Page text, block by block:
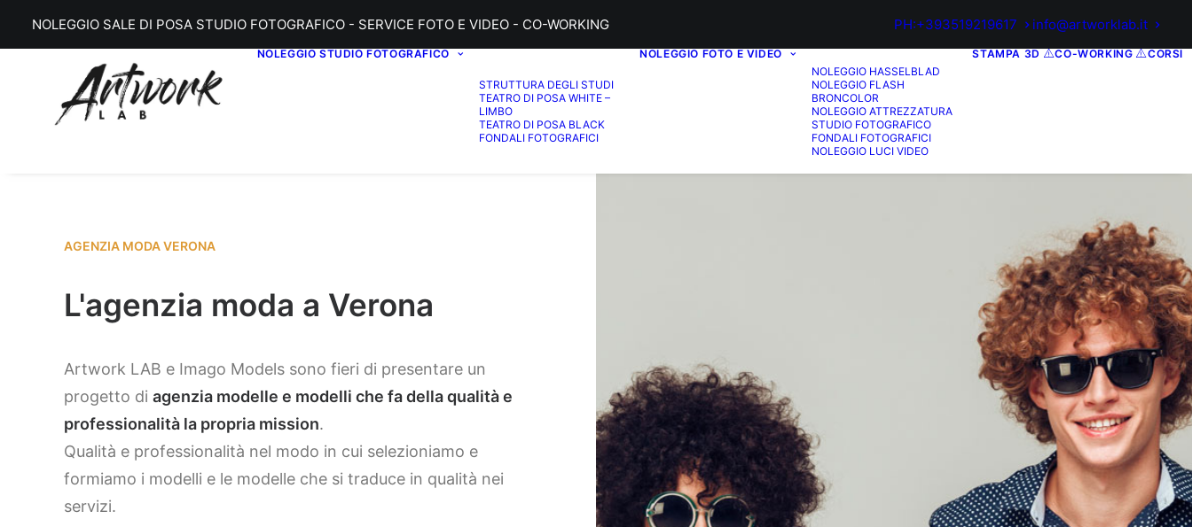
NOLEGGIO SALE DI POSA STUDIO FOTOGRAFICO - SERVICE FOTO E VIDEO - CO-WORKING PH:+393519219617 info@artworklab.it
NOLEGGIO STUDIO FOTOGRAFICO
STRUTTURA DEGLI STUDI
TEATRO DI POSA WHITE –
LIMBO
TEATRO DI POSA BLACK
FONDALI FOTOGRAFICI
NOLEGGIO FOTO E VIDEO
NOLEGGIO HASSELBLAD
NOLEGGIO FLASH
BRONCOLOR
NOLEGGIO ATTREZZATURA
STUDIO FOTOGRAFICO
FONDALI FOTOGRAFICI
NOLEGGIO LUCI VIDEO
STAMPA 3D CO-WORKING CORSI
AGENZIA MODA VERONA
L'agenzia moda a Verona
Artwork LAB e Imago Models sono fieri di presentare un
progetto di agenzia modelle e modelli che fa della qualità e
professionalità la propria mission.
Qualità e professionalità nel modo in cui selezioniamo e
formiamo i modelli e le modelle che si traduce in qualità nei
servizi.